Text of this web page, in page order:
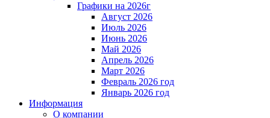
Графики на 2026г
Август 2026
Июль 2026
Июнь 2026
Май 2026
Апрель 2026
Март 2026
Февраль 2026 год
Январь 2026 год
Информация
О компании